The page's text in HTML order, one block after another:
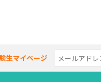
生マイページ